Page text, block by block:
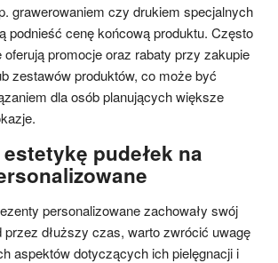
grawerowaniem czy drukiem specjalnych
podnieść cenę końcową produktu. Często
promocje oraz rabaty przy zakupie
zestawów produktów, co może być
dla osób planujących większe
pudełek na
personalizowane zachowały swój
dłuższy czas, warto zwrócić uwagę
aspektów dotyczących ich pielęgnacji i